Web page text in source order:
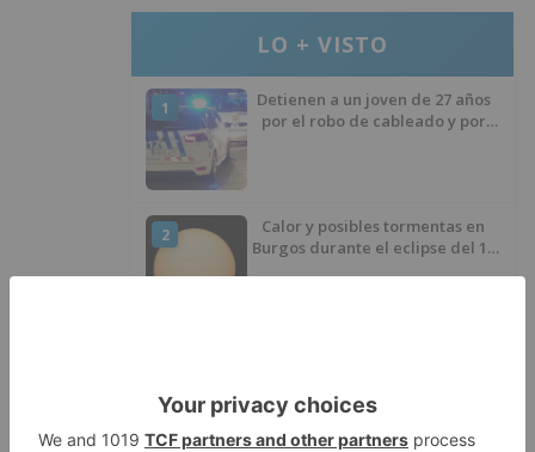
LO + VISTO
1
Detienen a un joven de 27 años
por el robo de cableado y por
2
Calor y posibles tormentas en
Burgos durante el eclipse del 12
temporada 2026/27